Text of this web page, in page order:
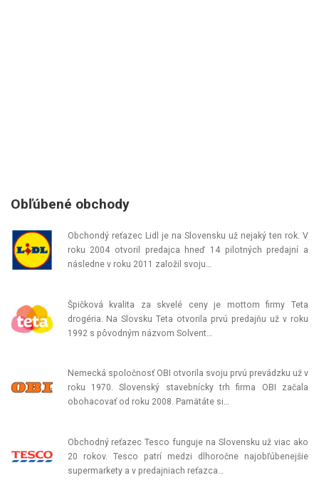
Obľúbené obchody
Obchondý reťazec Lidl je na Slovensku už nejaký ten rok. V
roku 2004 otvoril predajca hneď 14 pilotných predajní a
následne v roku 2011 založil svoju…
Špičková kvalita za skvelé ceny je mottom firmy Teta
drogéria. Na Slovsku Teta otvorila prvú predajňu už v roku
1992 s pôvodným názvom Solvent…
Nemecká spoločnosť OBI otvorila svoju prvú prevádzku už v
roku 1970. Slovenský stavebnícky trh firma OBI začala
obohacovať od roku 2008. Pamätáte si…
Obchodný reťazec Tesco funguje na Slovensku už viac ako
20 rokov. Tesco patrí medzi dlhoročne najobľúbenejšie
supermarkety a v predajniach reťazca…